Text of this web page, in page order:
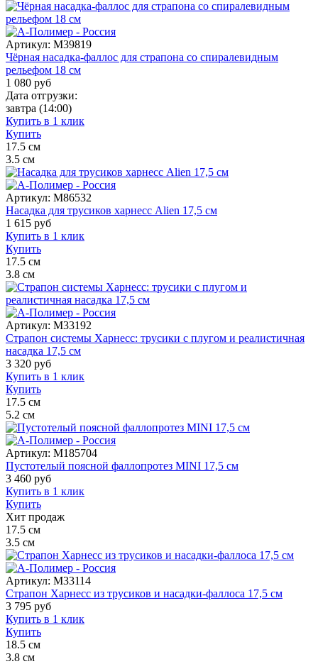
Артикул: M39819
Чёрная насадка-фаллос для страпона со спиралевидным
рельефом 18 см
1 080 руб
Дата отгрузки:
завтра (14:00)
Купить в 1 клик
Купить
17.5 см
3.5 см
Артикул: M86532
Насадка для трусиков харнесс Alien 17,5 см
1 615 руб
Купить в 1 клик
Купить
17.5 см
3.8 см
Артикул: M33192
Страпон системы Харнесс: трусики с плугом и реалистичная
насадка 17,5 см
3 320 руб
Купить в 1 клик
Купить
17.5 см
5.2 см
Артикул: M185704
Пустотелый поясной фаллопротез MINI 17,5 см
3 460 руб
Купить в 1 клик
Купить
Хит продаж
17.5 см
3.5 см
Артикул: M33114
Страпон Харнесс из трусиков и насадки-фаллоса 17,5 см
3 795 руб
Купить в 1 клик
Купить
18.5 см
3.8 см